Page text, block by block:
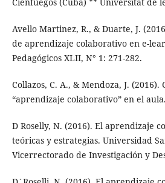
Avello Martinez, R., & Duarte, J.
de aprendizaje colaborativo en e-
Pedagógicos XLII, N° 1: 271-282.
Collazos, C. A., & Mendoza, J.
“aprendizaje colaborativo” en el
D Roselly, N. (2016). El aprendizaje
teóricas y estrategias. Universidad
Vicerrectorado de Investigación y